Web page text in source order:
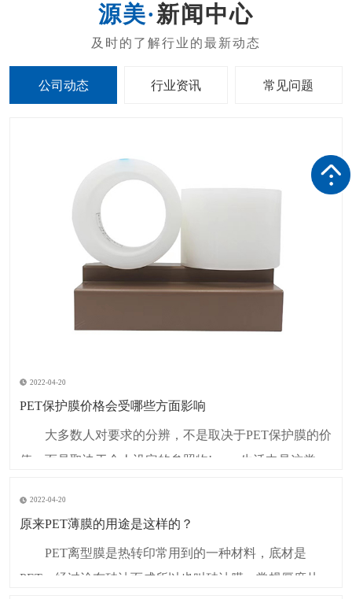
新闻中心
公司动态 行业资讯 常见问题
2022-04-20
PET保护膜价格会受哪些方面影响
大多数人对要求的分辨，不是取决于PET保护膜的价
值，而是取决于个人设定的参照物! 生活中是这类思
响PET保护膜价格的参照物叫做顾客的认可
2022-04-20
原来PET薄膜的用途是这样的？
PET离型膜是热转印常用到的一种材料，底材是
PET，经过涂布硅油而成所以也叫硅油膜。常规厚度从